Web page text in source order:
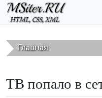
Перейти к основному
Главная
ТВ попало в